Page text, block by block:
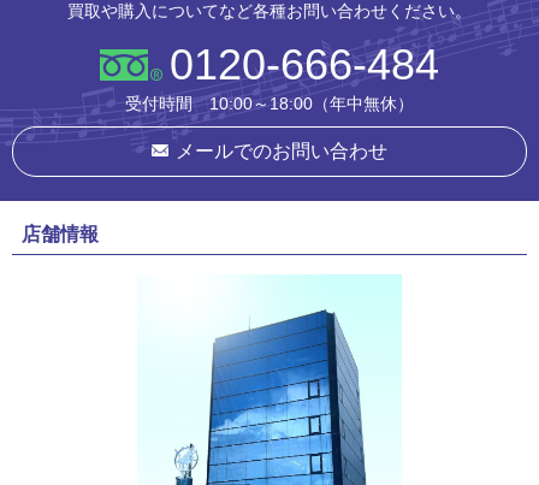
買取や購入についてなど各種お問い合わせください。
0120-666-484
受付時間 10:00～18:00（年中無休）
メールでのお問い合わせ
店舗情報